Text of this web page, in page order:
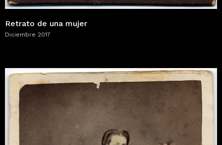
Retrato de una mujer
Diciembre 2017